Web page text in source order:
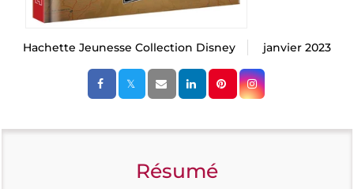
Hachette Jeunesse Collection Disney janvier 2023
Résumé